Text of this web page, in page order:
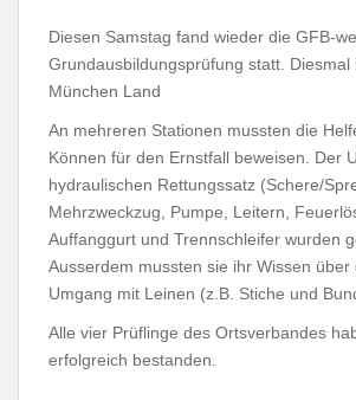
Diesen Samstag fand wieder die GFB-
Grundausbildungsprüfung statt. Diesmal
München Land
An mehreren Stationen mussten die
Können für den Ernstfall beweisen. Der
hydraulischen Rettungssatz (Schere/
Mehrzweckzug, Pumpe, Leitern,
Auffanggurt und Trennschleifer wurden
Ausserdem mussten sie ihr Wissen über
Umgang mit Leinen (z.B. Stiche und
Alle vier Prüflinge des Ortsverbandes
erfolgreich bestanden.